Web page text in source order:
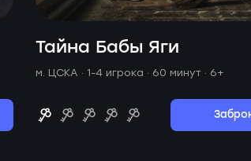
Тайна Бабы Яги
м. ЦСКА · 1-4 игрока · 60 минут · 6+